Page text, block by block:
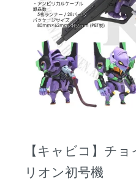
【キャビコ】チ
リオン初号機